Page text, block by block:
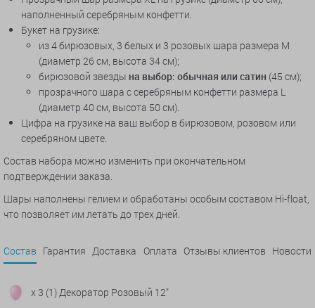
наполненный серебряным конфетти.
Букет на грузике:
из 4 бирюзовых, 3 белых и 3 розовых шара размера M
(диаметр 26 см, высота 34 см);
бирюзовой звезды на выбор: обычная или сатин (45 см);
прозрачного шара с серебряным конфетти размера L
(диаметр 40 см, высота 50 см).
Цифра на грузике на ваш выбор в бирюзовом, розовом или
серебряном цвете.
Состав набора можно изменить при окончательном
подтверждении заказа.
Шары наполнены гелием и обработаны особым составом Hi-float,
что позволяет им летать до трех дней.
Состав Гарантия Доставка Оплата Отзывы клиентов Новости
x 3 (1) Декоратор Розовый 12"